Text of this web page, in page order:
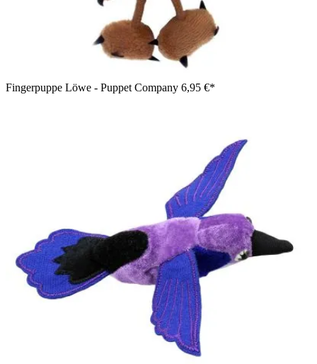
Fingerpuppe Löwe - Puppet Company 6,95 €*